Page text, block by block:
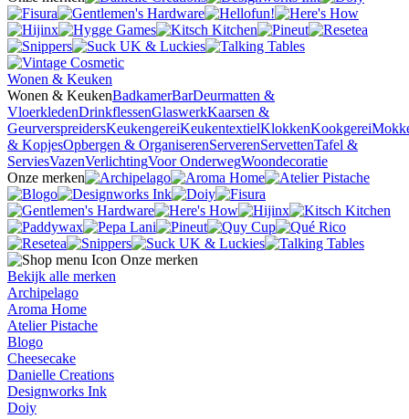
Wonen & Keuken
Wonen & KeukenBadkamerBarDeurmatten &
VloerkledenDrinkflessenGlaswerkKaarsen &
GeurverspreidersKeukengereiKeukentextielKlokkenKookgerei
& KopjesOpbergen & OrganiserenServerenServettenTafel &
ServiesVazenVerlichtingVoor OnderwegWoondecoratie
Onze merken
Onze merken
Bekijk alle merken
Archipelago
Aroma Home
Atelier Pistache
Blogo
Cheesecake
Danielle Creations
Designworks Ink
Doiy